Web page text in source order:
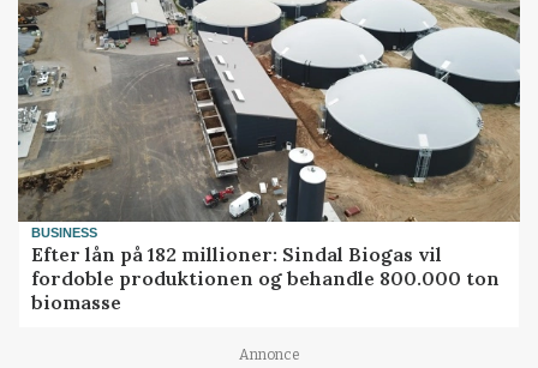
BUSINESS
Efter lån på 182 millioner: Sindal Biogas vil
fordoble produktionen og behandle 800.000 ton
biomasse
Annonce